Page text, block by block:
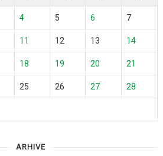
4 5 6 7
11 12 13 14
18 19 20 21
25 26 27 28
ARHIVE